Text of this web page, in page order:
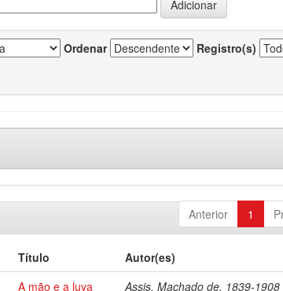
Ordenar Registro(s)
Anterior 1
Título
Autor(es)
A mão e a luva Assis, Machado de, 1839-1908